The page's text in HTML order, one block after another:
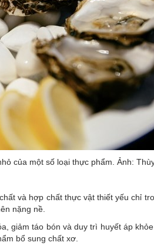
của một số loại thực phẩm. Ảnh:
chất và hợp chất thực vật thiết yếu chỉ
nặng nề.
giảm táo bón và duy trì huyết áp
bổ sung chất xơ.